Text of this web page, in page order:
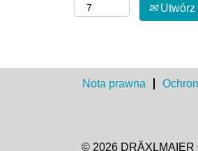
Utwórz
Nota prawna
© 2026 DRÄXLMAIER